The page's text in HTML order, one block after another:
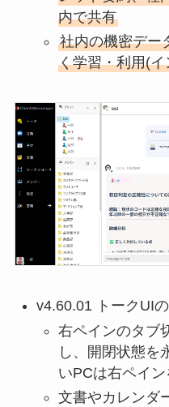
内で共有
社内の機密デー
く学習・利用(
v4.60.01 トークUI
右ペインのタブ
し、開閉状態を
いPCは右ペイン
文書やカレンダ